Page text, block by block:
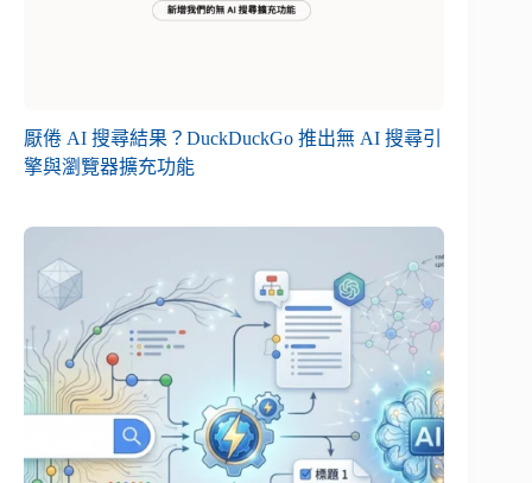
厭倦 AI 搜尋結果？DuckDuckGo 推出無 AI 搜尋引
擎與瀏覽器擴充功能